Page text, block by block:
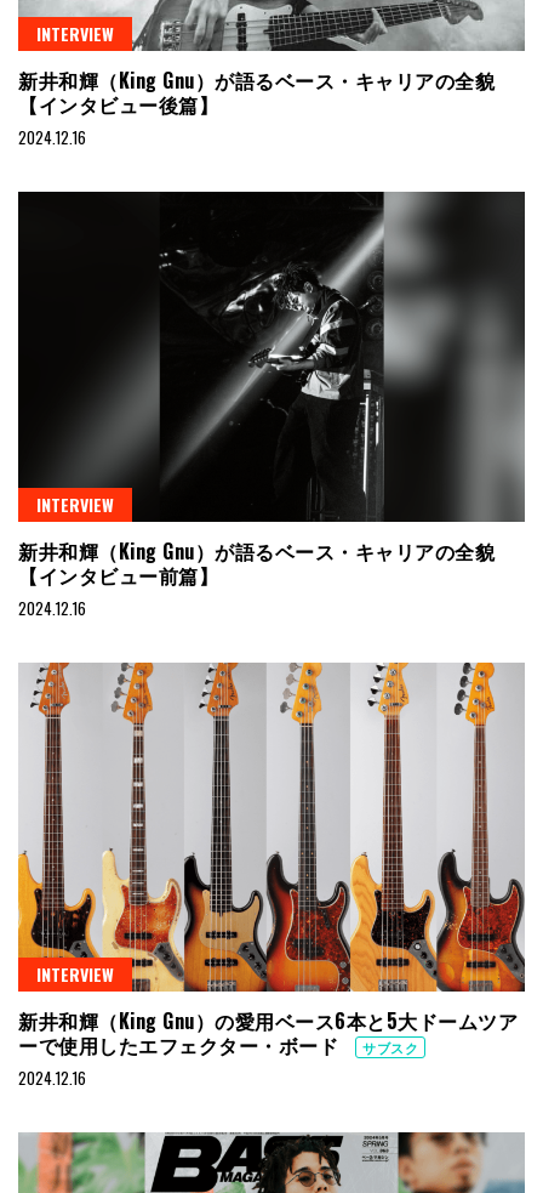
INTERVIEW
新井和輝（King Gnu）が語るベース・キャリアの全貌
【インタビュー後篇】
2024.12.16
INTERVIEW
新井和輝（King Gnu）が語るベース・キャリアの全貌
【インタビュー前篇】
2024.12.16
INTERVIEW
新井和輝（King Gnu）の愛用ベース6本と5大ドームツア
ーで使用したエフェクター・ボード
サブスク
2024.12.16